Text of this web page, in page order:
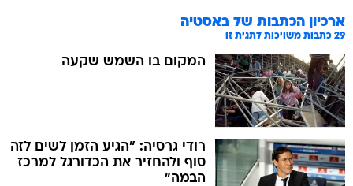
ארכיון הכתבות של באסטיה
29 כתבות משויכות לתגית זו
המקום בו השמש שקעה
רודי גרסיה: "הגיע הזמן לשים לזה
סוף ולהחזיר את הכדורגל למרכז
הבמה"